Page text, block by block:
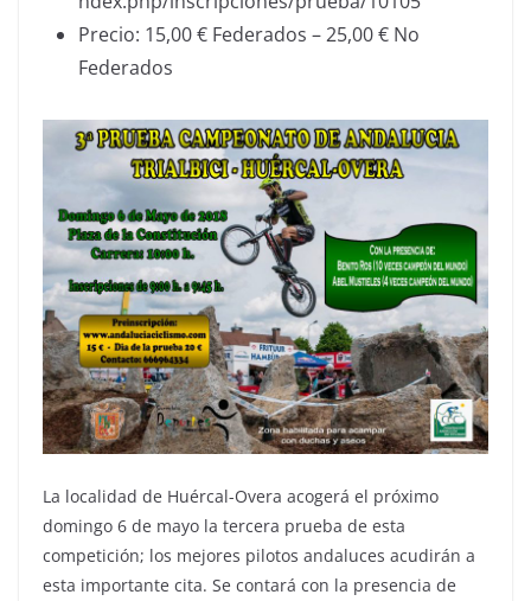
Precio: 15,00 € Federados – 25,00 € No
Federados
La localidad de Huércal-Overa acogerá el próximo
domingo 6 de mayo la tercera prueba de esta
competición; los mejores pilotos andaluces acudirán a
esta importante cita. Se contará con la presencia de